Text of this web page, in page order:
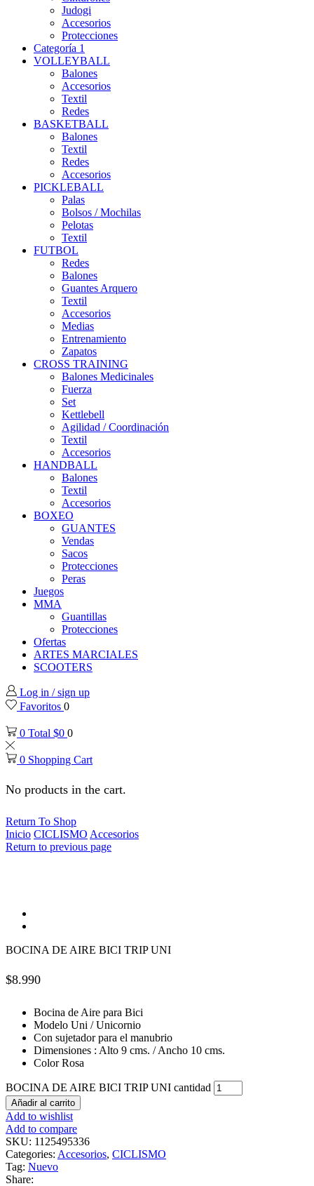
Judogi
Accesorios
Protecciones
Categoría 1
VOLLEYBALL
Balones
Accesorios
Textil
Redes
BASKETBALL
Balones
Textil
Redes
Accesorios
PICKLEBALL
Palas
Bolsos / Mochilas
Pelotas
Textil
FUTBOL
Redes
Balones
Guantes Arquero
Textil
Accesorios
Medias
Entrenamiento
Zapatos
CROSS TRAINING
Balones Medicinales
Fuerza
Set
Kettlebell
Agilidad / Coordinación
Textil
Accesorios
HANDBALL
Balones
Textil
Accesorios
BOXEO
GUANTES
Vendas
Sacos
Protecciones
Peras
Juegos
MMA
Guantillas
Protecciones
Ofertas
ARTES MARCIALES
SCOOTERS
Log in / sign up
Favoritos 0
0 Total $0 0
0 Shopping Cart
No products in the cart.
Return To Shop
Inicio CICLISMO Accesorios
Return to previous page
BOCINA DE AIRE BICI TRIP UNI
$8.990
Bocina de Aire para Bici
Modelo Uni / Unicornio
Con sujetador para el manubrio
Dimensiones : Alto 9 cms. / Ancho 10 cms.
Color Rosa
BOCINA DE AIRE BICI TRIP UNI cantidad
Añadir al carrito
Add to wishlist
Add to compare
SKU: 1125495336
Categories: Accesorios, CICLISMO
Tag: Nuevo
Share: